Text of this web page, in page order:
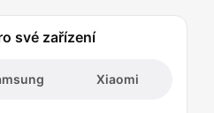
své zařízení
Xiaomi